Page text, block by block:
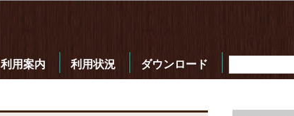
利用案内 利用状況 ダウンロード